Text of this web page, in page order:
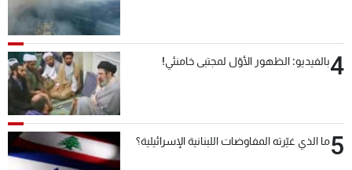
4بالفيديو: الظهور الأوّل لمجتبى خامنئي!
5ما الذي غيّرته المفاوضات اللبنانية الإسرائيلية؟